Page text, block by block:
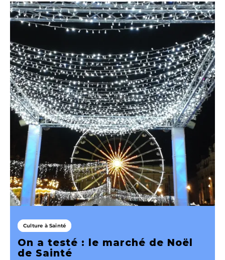
Culture à Sainté
On a testé : le marché de Noël
de Sainté